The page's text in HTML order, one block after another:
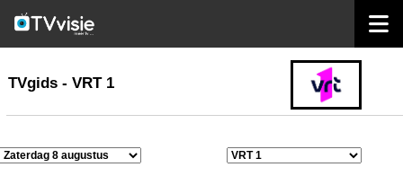
TVgids
TVgids - VRT 1